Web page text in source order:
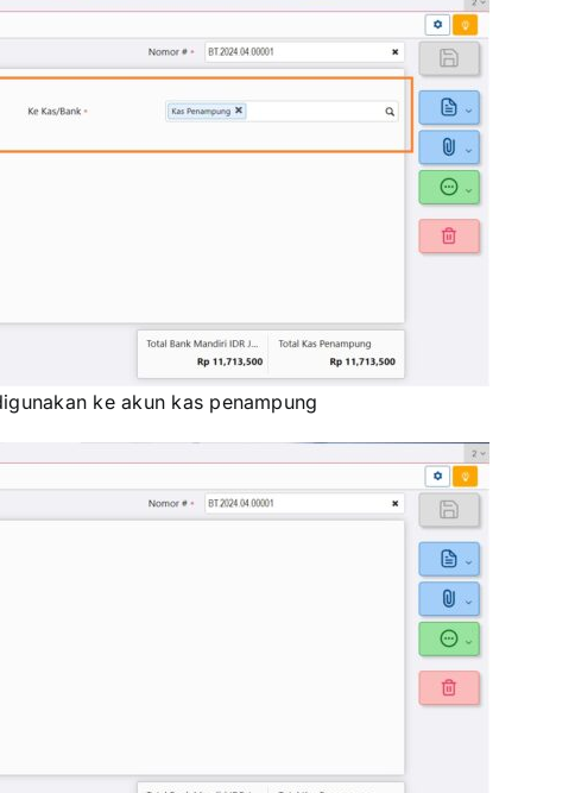
ke akun kas penampung